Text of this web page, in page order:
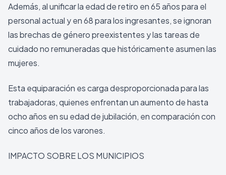
Además, al unificar la edad de retiro en 65 años para el
personal actual y en 68 para los ingresantes, se ignoran
las brechas de género preexistentes y las tareas de
cuidado no remuneradas que históricamente asumen las
mujeres.
Esta equiparación es carga desproporcionada para las
trabajadoras, quienes enfrentan un aumento de hasta
ocho años en su edad de jubilación, en comparación con
cinco años de los varones.
IMPACTO SOBRE LOS MUNICIPIOS